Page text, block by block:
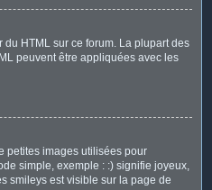
du HTML sur ce forum. La plupart des
peuvent être appliquées avec les
petites images utilisées pour
simple, exemple : :) signifie joyeux,
smileys est visible sur la page de